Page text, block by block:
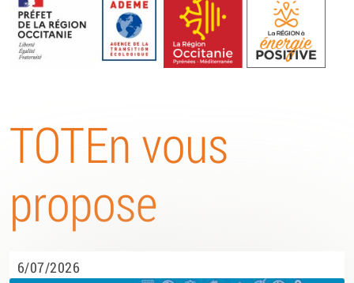
d’Occitanie pour la Transition
Energétique
TOTEn vous
propose
6/07/2026